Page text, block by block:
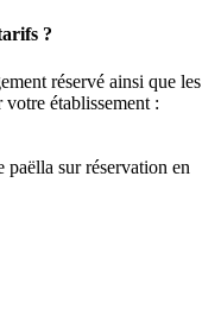
?
réservé ainsi que les
votre établissement :
sur réservation en